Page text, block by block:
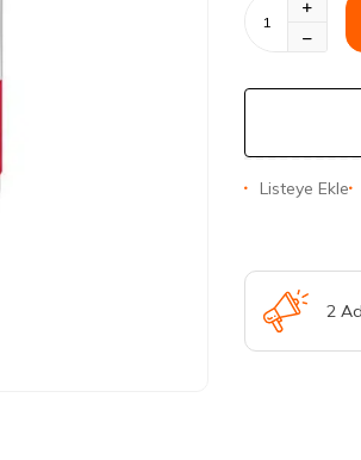
Listeye Ekle
2